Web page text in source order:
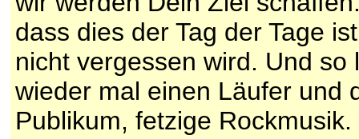
dass dies der Tag der Tage
nicht vergessen wird. Und
wieder mal einen Läufer und
Publikum, fetzige